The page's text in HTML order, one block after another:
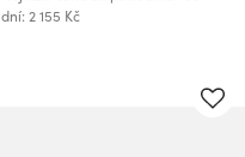
dní: 2 155 Kč